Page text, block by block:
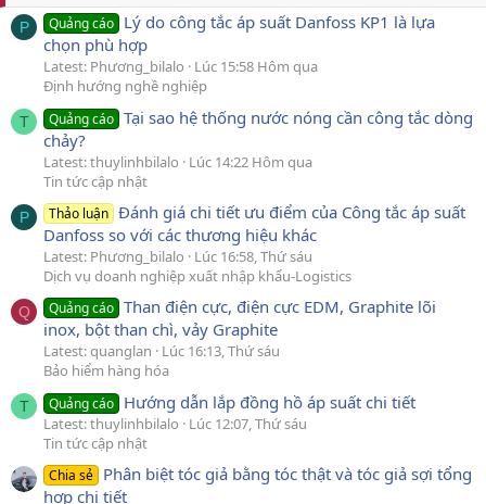
P Quảng cáo Lý do công tắc áp suất Danfoss KP1 là lựa
chọn phù hợp
Latest: Phương_bilalo
Lúc 15:58 Hôm qua
Định hướng nghề nghiệp
T Quảng cáo Tại sao hệ thống nước nóng cần công tắc dòng
chảy?
Latest: thuylinhbilalo
Lúc 14:22 Hôm qua
Tin tức cập nhật
P Thảo luận Đánh giá chi tiết ưu điểm của Công tắc áp suất
Danfoss so với các thương hiệu khác
Latest: Phương_bilalo
Lúc 16:58, Thứ sáu
Dịch vụ doanh nghiệp xuất nhập khẩu-Logistics
Q Quảng cáo Than điện cực, điện cực EDM, Graphite lõi
inox, bột than chì, vảy Graphite
Latest: quanglan
Lúc 16:13, Thứ sáu
Bảo hiểm hàng hóa
T Quảng cáo Hướng dẫn lắp đồng hồ áp suất chi tiết
Latest: thuylinhbilalo
Lúc 12:07, Thứ sáu
Tin tức cập nhật
Chia sẻ Phân biệt tóc giả bằng tóc thật và tóc giả sợi tổng
hợp chi tiết